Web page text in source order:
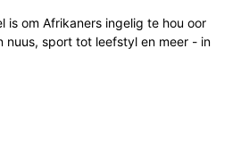
is om Afrikaners ingelig te hou oor
nuus, sport tot leefstyl en meer - in